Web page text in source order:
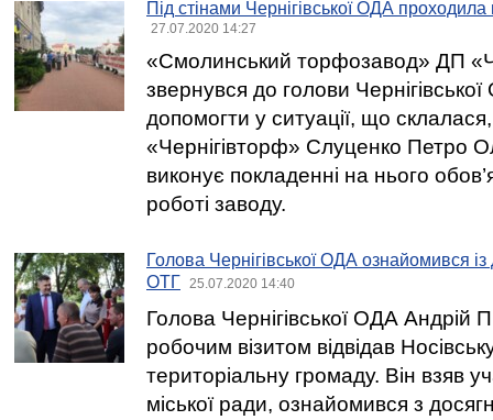
Під стінами Чернігівської ОДА
27.07.2020 14:27
«Смолинський торфозавод» ДП
звернувся до голови
допомогти у ситуації, що
«Чернігівторф» Слуценко Петро
виконує покладенні на нього
роботі заводу.
Голова Чернігівської ОДА ознайомився
ОТГ
25.07.2020 14:40
Голова Чернігівської ОДА Андрій
робочим візитом відвідав
територіальну громаду. Він взяв
міської ради, ознайомився з